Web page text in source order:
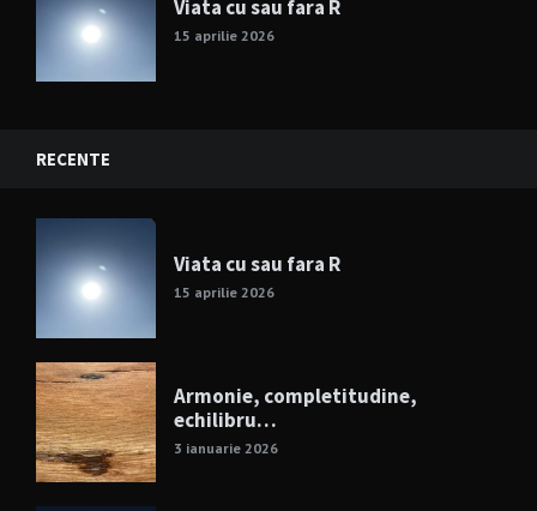
Viata cu sau fara R
15 aprilie 2026
RECENTE
Viata cu sau fara R
15 aprilie 2026
Armonie, completitudine,
echilibru…
3 ianuarie 2026